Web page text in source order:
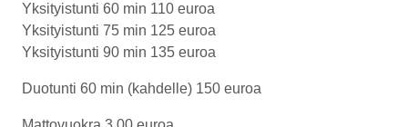
Yksityistunti 60 min 110 euroa
Yksityistunti 75 min 125 euroa
Yksityistunti 90 min 135 euroa
Duotunti 60 min (kahdelle) 150 euroa